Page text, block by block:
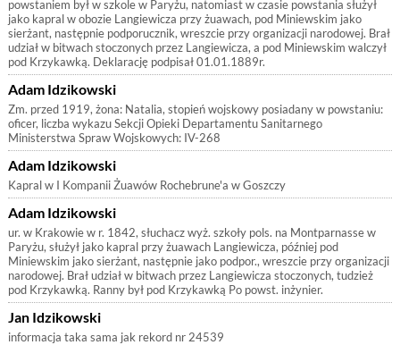
powstaniem był w szkole w Paryżu, natomiast w czasie powstania służył
jako kapral w obozie Langiewicza przy żuawach, pod Miniewskim jako
sierżant, następnie podporucznik, wreszcie przy organizacji narodowej. Brał
udział w bitwach stoczonych przez Langiewicza, a pod Miniewskim walczył
pod Krzykawką. Deklarację podpisał 01.01.1889r.
Adam Idzikowski
Zm. przed 1919, żona: Natalia, stopień wojskowy posiadany w powstaniu:
oficer, liczba wykazu Sekcji Opieki Departamentu Sanitarnego
Ministerstwa Spraw Wojskowych: IV-268
Adam Idzikowski
Kapral w I Kompanii Żuawów Rochebrune'a w Goszczy
Adam Idzikowski
ur. w Krakowie w r. 1842, słuchacz wyż. szkoły pols. na Montparnasse w
Paryżu, służył jako kapral przy żuawach Langiewicza, później pod
Miniewskim jako sierżant, następnie jako podpor., wreszcie przy organizacji
narodowej. Brał udział w bitwach przez Langiewicza stoczonych, tudzież
pod Krzykawką. Ranny był pod Krzykawką Po powst. inżynier.
Jan Idzikowski
informacja taka sama jak rekord nr 24539